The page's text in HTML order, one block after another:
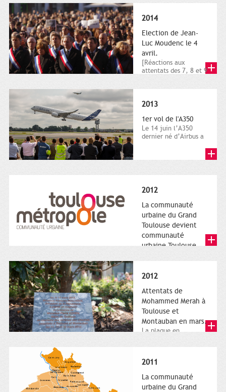
2014
Election de Jean-
Luc Moudenc le 4
avril.
[Réactions aux
attentats des 7, 8 et 9
2013
1er vol de l'A350
Le 14 juin l’A350
dernier né d’Airbus a
2012
La communauté
urbaine du Grand
Toulouse devient
communauté
urbaine Toulouse
Métropole,
représentant l'anneau
de Moëbius.
2012
Attentats de
Mohammed Merah à
Toulouse et
Montauban en mars.
La plaque en
Charles-de-Gaulle.
2011
La communauté
urbaine du Grand